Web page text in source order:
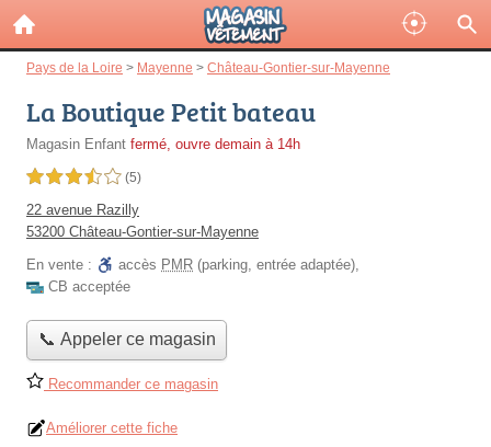
Pays de la Loire > Mayenne > Château-Gontier-sur-Mayenne
La Boutique Petit bateau
Magasin Enfant fermé, ouvre demain à 14h
3,5 étoiles sur 5 (5)
22 avenue Razilly
53200 Château-Gontier-sur-Mayenne
En vente :
accès PMR (parking, entrée adaptée),
CB acceptée
📞 Appeler ce magasin
Recommander ce magasin
Améliorer cette fiche